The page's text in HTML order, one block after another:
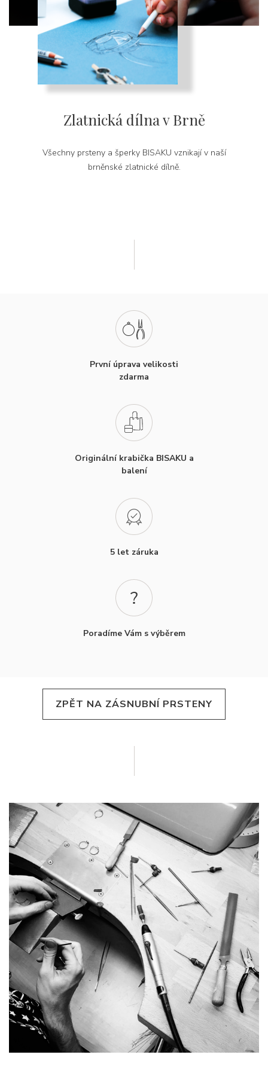
Zlatnická dílna v Brně
Všechny prsteny a šperky BISAKU vznikají v naší
brněnské zlatnické dílně.
První úprava velikosti
zdarma
Originální krabička BISAKU a
balení
5 let záruka
Poradíme Vám s výběrem
ZPĚT NA ZÁSNUBNÍ PRSTENY